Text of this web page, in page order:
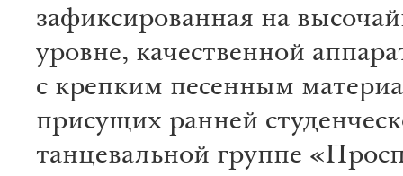
зафиксированная на
уровне, качественной
с крепким песенным
присущих ранней
танцевальной группе